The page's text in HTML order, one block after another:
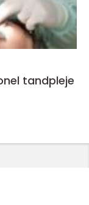
tandpleje